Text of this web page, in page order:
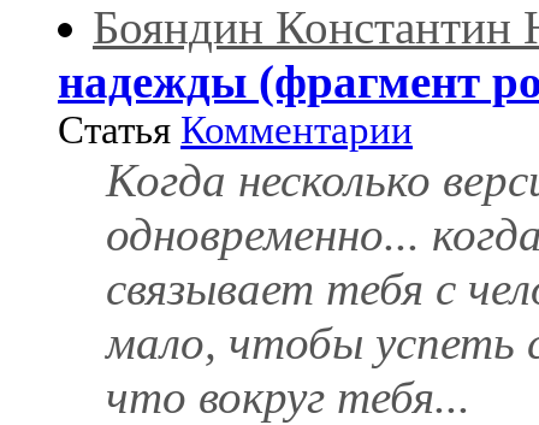
Бояндин Константин
надежды (фрагмент
Статья Комментарии
Когда несколько
одновременно...
связывает тебя с
мало, чтобы успеть
что вокруг тебя...